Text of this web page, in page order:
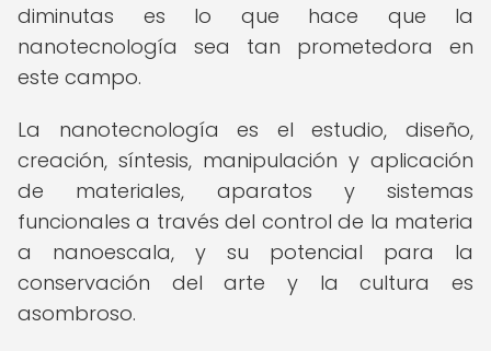
diminutas es lo que hace que la
nanotecnología sea tan prometedora en
este campo.
La nanotecnología es el estudio, diseño,
creación, síntesis, manipulación y aplicación
de materiales, aparatos y sistemas
funcionales a través del control de la materia
a nanoescala, y su potencial para la
conservación del arte y la cultura es
asombroso.